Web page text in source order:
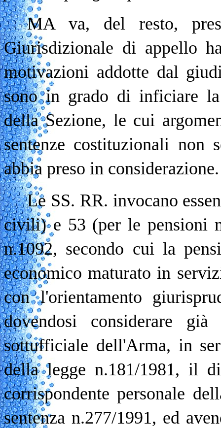
MA va, del resto,
Giurisdizionale di appello
motivazioni addotte dal
sono in grado di inficiare la
della Sezione, le cui
sentenze costituzionali non
abbia preso in considerazione.
Le SS. RR. invocano
civili) e 53 (per le pensioni
n.1092, secondo cui la
economico maturato in
con l'orientamento
dovendosi considerare
sottufficiale dell'Arma, in
della legge n.181/1981, il
corrispondente personale
sentenza n.277/1991, ed